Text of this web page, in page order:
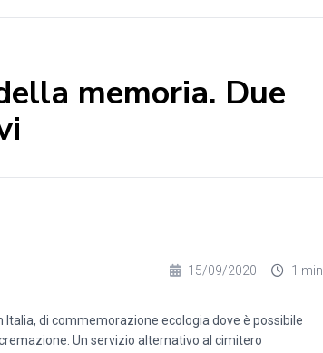
memoria. Due
15/09/2020 1 min
di commemorazione ecologia dove è possibile
Un servizio alternativo al cimitero